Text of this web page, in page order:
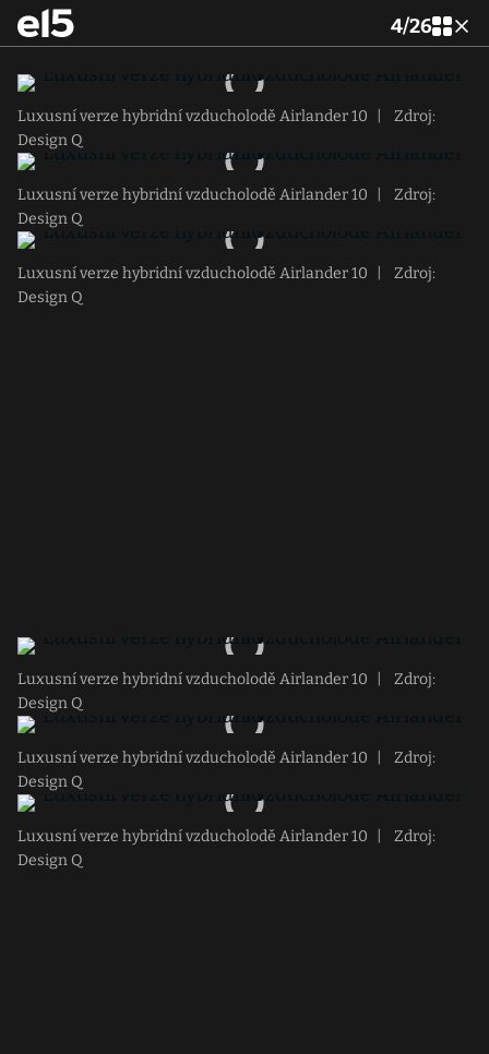
4/26
Luxusní verze hybridní vzducholodě Airlander 10
Zdroj:
Design Q
Luxusní verze hybridní vzducholodě Airlander 10
Zdroj:
Design Q
Luxusní verze hybridní vzducholodě Airlander 10
Zdroj:
Design Q
Luxusní verze hybridní vzducholodě Airlander 10
Zdroj:
Design Q
Luxusní verze hybridní vzducholodě Airlander 10
Zdroj:
Design Q
Luxusní verze hybridní vzducholodě Airlander 10
Zdroj:
Design Q